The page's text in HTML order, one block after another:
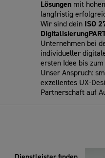
Lösungen mit
langfristig
Wir sind dein ISO
Unternehmen bei
individueller
ersten Idee bis
Unser Anspruch:
exzellentes UX-
Partnerschaft auf